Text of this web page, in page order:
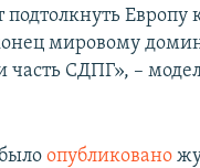
Европу
мировому
СДПГ», –
опубликовано